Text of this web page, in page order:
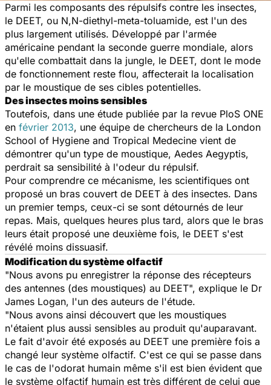
Parmi les composants des répulsifs contre les insectes,
le DEET, ou N,N-diethyl-meta-toluamide, est l'un des
plus largement utilisés. Développé par l'armée
américaine pendant la seconde guerre mondiale, alors
qu'elle combattait dans la jungle, le DEET, dont le mode
de fonctionnement reste flou, affecterait la localisation
par le moustique de ses cibles potentielles.
Des insectes moins sensibles
Toutefois, dans une étude publiée par la revue PloS ONE
en février 2013, une équipe de chercheurs de la London
School of Hygiene and Tropical Medecine vient de
démontrer qu'un type de moustique, Aedes Aegyptis,
perdrait sa sensibilité à l'odeur du répulsif.
Pour comprendre ce mécanisme, les scientifiques ont
proposé un bras couvert de DEET à des insectes. Dans
un premier temps, ceux-ci se sont détournés de leur
repas. Mais, quelques heures plus tard, alors que le bras
leurs était proposé une deuxième fois, le DEET s'est
révélé moins dissuasif.
Modification du système olfactif
"Nous avons pu enregistrer la réponse des récepteurs
des antennes (des moustiques) au DEET", explique le Dr
James Logan, l'un des auteurs de l'étude.
"Nous avons ainsi découvert que les moustiques
n'étaient plus aussi sensibles au produit qu'auparavant.
Le fait d'avoir été exposés au DEET une première fois a
changé leur système olfactif. C'est ce qui se passe dans
le cas de l'odorat humain même s'il est bien évident que
le système olfactif humain est très différent de celui que